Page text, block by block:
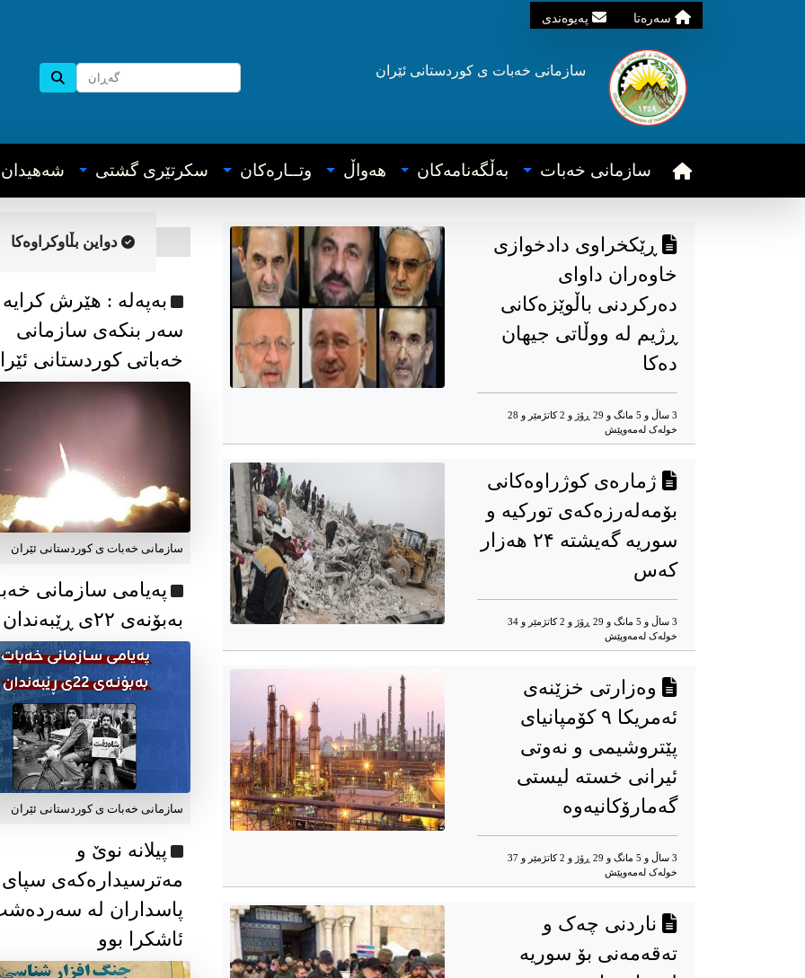
سه‌ره‌تا په‌یوه‌ندی
سازمانی خه‌بات ی کوردستانی ئێران
سازمانی خه‌بات به‌ڵگه‌نامه‌کان هه‌واڵ وتــاره‌کان سکرتێری گشتی شه‌هیدان
ڕێکخراوی دادخوازی
خاوەران داوای
دەرکردنی باڵوێزەکانی
ڕژیم لە ووڵاتی جیهان
دەکا
3 ساڵ و 5 مانگ و 29 ڕۆژ و 2 کاتژمێر و 28
خوله‌ک له‌مه‌وپێش‌
ژمارەی کوژراوەکانی
بۆمەلەرزەکەی تورکیە و
سوریه گەیشتە ۲۴ هەزار
کەس
3 ساڵ و 5 مانگ و 29 ڕۆژ و 2 کاتژمێر و 34
خوله‌ک له‌مه‌وپێش‌
وەزارتی خزێنەی
ئەمریکا ٩ کۆمپانیای
پێتروشیمی و نەوتی
ئیرانی خسته لیستی
گەمارۆکانیەوە
3 ساڵ و 5 مانگ و 29 ڕۆژ و 2 کاتژمێر و 37
خوله‌ک له‌مه‌وپێش‌
ناردنی چەک و
تەقەمەنی بۆ سوریە
دواین بڵاوکراوه‌کا
به‌په‌له‌ : هێرش کرایە
سەر بنکەی سازمانی
خەباتی کوردستانی
سازمانی خەبات ی کوردستانی ئێران
پەیامی سازمانی
بەبۆنەی ۲۲ی ڕێبەندان
سازمانی خەبات ی كوردستانی ئێران
پیلانە نوێ و
مەترسیدارەکەی سپای
پاسداران لە
ئاشکرا بوو